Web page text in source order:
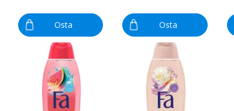
Osta Osta